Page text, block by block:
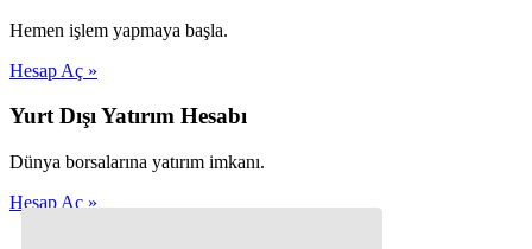
Hemen işlem yapmaya başla.
Hesap Aç »
Yurt Dışı Yatırım Hesabı
Dünya borsalarına yatırım imkanı.
Hesap Aç »